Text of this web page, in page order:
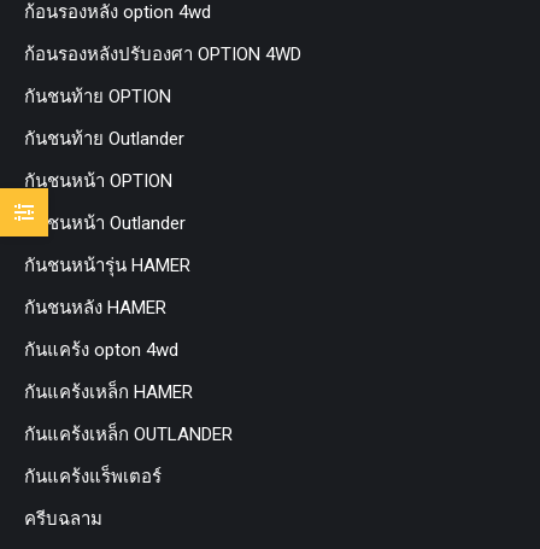
ก้อนรองหลัง option 4wd
ก้อนรองหลังปรับองศา OPTION 4WD
กันชนท้าย OPTION
กันชนท้าย Outlander
กันชนหน้า OPTION
กันชนหน้า Outlander
กันชนหน้ารุ่น HAMER
กันชนหลัง HAMER
กันแคร้ง opton 4wd
กันแคร้งเหล็ก HAMER
กันแคร้งเหล็ก OUTLANDER
กันแคร้งแร็พเตอร์
ครีบฉลาม